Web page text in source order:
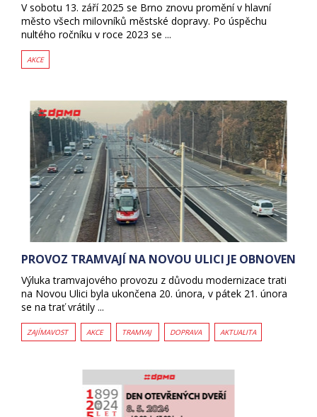
V sobotu 13. září 2025 se Brno znovu promění v hlavní
město všech milovníků městské dopravy. Po úspěchu
nultého ročníku v roce 2023 se ...
AKCE
PROVOZ TRAMVAJÍ NA NOVOU ULICI JE OBNOVEN
Výluka tramvajového provozu z důvodu modernizace trati
na Novou Ulici byla ukončena 20. února, v pátek 21. února
se na trať vrátily ...
ZAJÍMAVOST AKCE TRAMVAJ DOPRAVA AKTUALITA